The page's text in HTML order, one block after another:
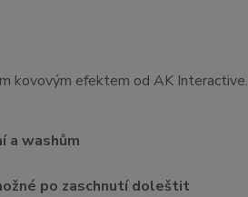
kovovým efektem od AK Interactive.
a washům
po zaschnutí doleštit